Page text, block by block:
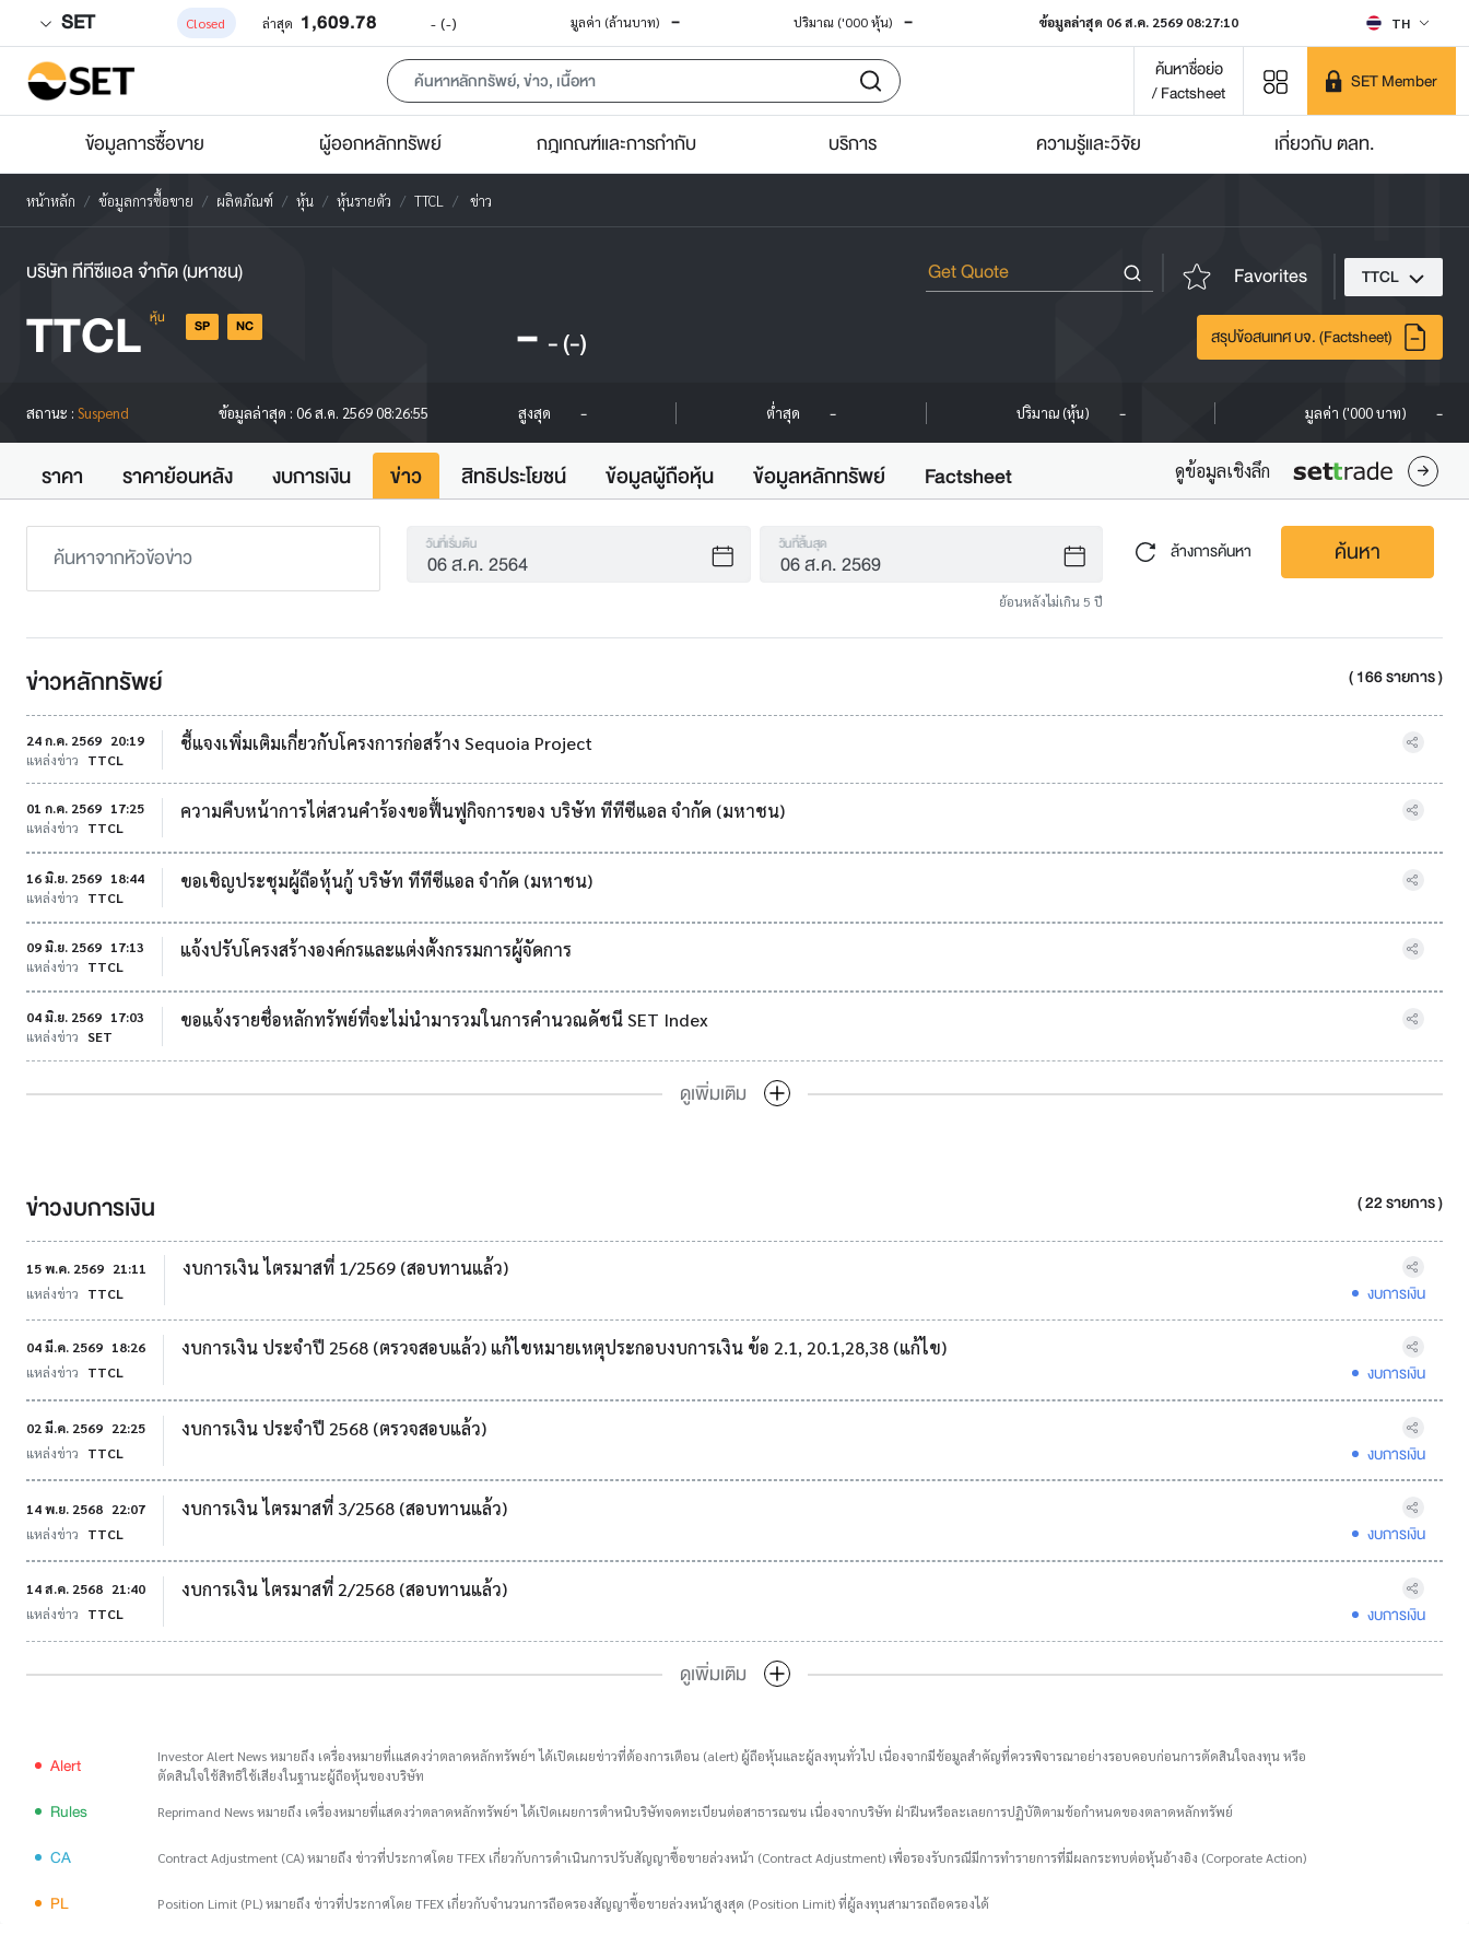
SET Closed ล่าสุด 1,609.78 - (-) มูลค่า (ล้านบาท) - ปริมาณ ('000 หุ้น) - ข้อมูลล่าสุด 06 ส.ค. 2569 08:27:10 TH
ค้นหาชื่อย่อ
/ Factsheet
SET Member
ข้อมูลการซื้อขาย ผู้ออกหลักทรัพย์ กฎเกณฑ์และการกำกับ บริการ ความรู้และวิจัย เกี่ยวกับ ตลท.
หน้าหลัก ข้อมูลการซื้อขาย ผลิตภัณฑ์ หุ้น หุ้นรายตัว TTCL ข่าว
บริษัท ทีทีซีแอล จำกัด (มหาชน) Favorites TTCL
TTCL หุ้น SP NC - -(-) สรุปข้อสนเทศ บจ. (Factsheet)
สถานะ : Suspend ข้อมูลล่าสุด : 06 ส.ค. 2569 08:26:55 สูงสุด - ต่ำสุด - ปริมาณ (หุ้น) - มูลค่า ('000 บาท) -
ราคา ราคาย้อนหลัง งบการเงิน ข่าว สิทธิประโยชน์ ข้อมูลผู้ถือหุ้น ข้อมูลหลักทรัพย์ Factsheet ดูข้อมูลเชิงลึก
วันที่เริ่มต้น วันที่สิ้นสุด
ย้อนหลังไม่เกิน 5 ปี
ล้างการค้นหา ค้นหา
ข่าวหลักทรัพย์ ( 166 รายการ )
24 ก.ค. 2569 20:19
แหล่งข่าว
TTCL
ชี้แจงเพิ่มเติมเกี่ยวกับโครงการก่อสร้าง Sequoia Project
01 ก.ค. 2569 17:25
แหล่งข่าว
TTCL
ความคืบหน้าการไต่สวนคำร้องขอฟื้นฟูกิจการของ บริษัท ทีทีซีแอล จำกัด (มหาชน)
16 มิ.ย. 2569 18:44
แหล่งข่าว
TTCL
ขอเชิญประชุมผู้ถือหุ้นกู้ บริษัท ทีทีซีแอล จำกัด (มหาชน)
09 มิ.ย. 2569 17:13
แหล่งข่าว
TTCL
แจ้งปรับโครงสร้างองค์กรและแต่งตั้งกรรมการผู้จัดการ
04 มิ.ย. 2569 17:03
แหล่งข่าว
SET
ขอแจ้งรายชื่อหลักทรัพย์ที่จะไม่นำมารวมในการคำนวณดัชนี SET Index
ดูเพิ่มเติม
ข่าวงบการเงิน ( 22 รายการ )
15 พ.ค. 2569 21:11
แหล่งข่าว
TTCL
งบการเงิน ไตรมาสที่ 1/2569 (สอบทานแล้ว)
งบการเงิน
04 มี.ค. 2569 18:26
แหล่งข่าว
TTCL
งบการเงิน ประจำปี 2568 (ตรวจสอบแล้ว) แก้ไขหมายเหตุประกอบงบการเงิน ข้อ 2.1, 20.1,28,38 (แก้ไข)
งบการเงิน
02 มี.ค. 2569 22:25
แหล่งข่าว
TTCL
งบการเงิน ประจำปี 2568 (ตรวจสอบแล้ว)
งบการเงิน
14 พ.ย. 2568 22:07
แหล่งข่าว
TTCL
งบการเงิน ไตรมาสที่ 3/2568 (สอบทานแล้ว)
งบการเงิน
14 ส.ค. 2568 21:40
แหล่งข่าว
TTCL
งบการเงิน ไตรมาสที่ 2/2568 (สอบทานแล้ว)
งบการเงิน
ดูเพิ่มเติม
Alert
Investor Alert News หมายถึง เครื่องหมายที่เแสดงว่าตลาดหลักทรัพย์ฯ ได้เปิดเผยข่าวที่ต้องการเตือน (alert) ผู้ถือหุ้นและผู้ลงทุนทั่วไป เนื่องจากมีข้อมูลสำคัญที่ควรพิจารณาอย่างรอบคอบก่อนการตัดสินใจลงทุน หรือ
ตัดสินใจใช้สิทธิใช้เสียงในฐานะผู้ถือหุ้นของบริษัท
Rules Reprimand News หมายถึง เครื่องหมายที่แสดงว่าตลาดหลักทรัพย์ฯ ได้เปิดเผยการตำหนิบริษัทจดทะเบียนต่อสาธารณชน เนื่องจากบริษัท ฝ่าฝืนหรือละเลยการปฏิบัติตามข้อกำหนดของตลาดหลักทรัพย์
CA Contract Adjustment (CA) หมายถึง ข่าวที่ประกาศโดย TFEX เกี่ยวกับการดำเนินการปรับสัญญาซื้อขายล่วงหน้า (Contract Adjustment) เพื่อรองรับกรณีมีการทำรายการที่มีผลกระทบต่อหุ้นอ้างอิง (Corporate Action)
PL Position Limit (PL) หมายถึง ข่าวที่ประกาศโดย TFEX เกี่ยวกับจำนวนการถือครองสัญญาซื้อขายล่วงหน้าสูงสุด (Position Limit) ที่ผู้ลงทุนสามารถถือครองได้